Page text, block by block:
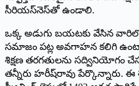
సీరియస్‌నెస్‌తో ఉండాలి.
ఒక్క అడుగు బయటకు వేసిన
సమాజం పట్ల అవగాహన కలిగి
‌శిక్షణ తరగతులను సద్వినియోగం
తన్నీరు హరీష్‌రావు పేర్కొన్నారు. ఈ